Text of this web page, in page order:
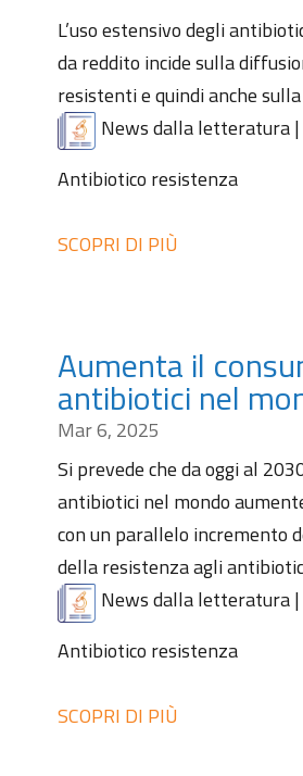
L’uso estensivo degli
da reddito incide sulla
resistenti e quindi anche
News dalla letteratura|
Antibiotico resistenza
SCOPRI DI PIÙ
Aumenta il
antibiotici nel
Mar 6, 2025
Si prevede che da oggi al
antibiotici nel mondo
con un parallelo incremento
della resistenza agli
News dalla letteratura|
Antibiotico resistenza
SCOPRI DI PIÙ